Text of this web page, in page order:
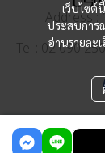
เว็บไซต์
ประสบการ
อ่านรายละ
Address :
Tel : 02 090